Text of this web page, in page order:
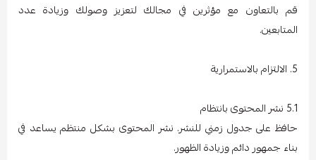
قم بالتعاون مع مؤثرين في مجالك لتعزيز وصولك وزيادة عدد
المتابعين.
5. الالتزام بالاستمرارية
5.1 نشر المحتوى بانتظام
حافظ على جدول زمني للنشر. نشر المحتوى بشكل منتظم يساعد في
بناء جمهور دائم وزيادة الظهور.